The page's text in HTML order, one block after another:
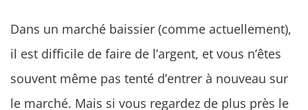
Dans un marché baissier (comme actuellement),
il est difficile de faire de l’argent, et vous n’êtes
souvent même pas tenté d’entrer à nouveau sur
le marché. Mais si vous regardez de plus près le